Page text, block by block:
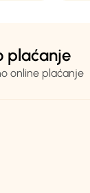
plaćanje
online plaćanje